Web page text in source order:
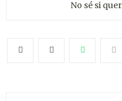
No sé si